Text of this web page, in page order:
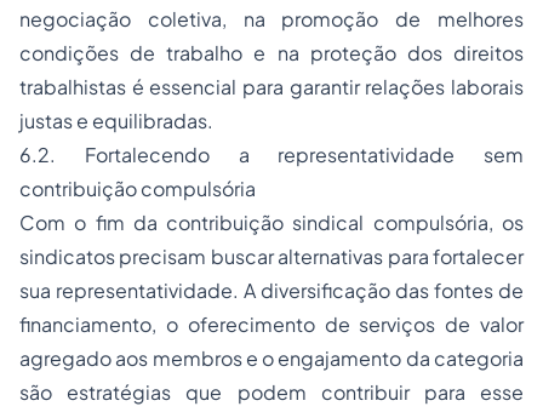
negociação coletiva, na promoção de melhores
condições de trabalho e na proteção dos direitos
trabalhistas é essencial para garantir relações laborais
justas e equilibradas.
6.2. Fortalecendo a representatividade sem
contribuição compulsória
Com o fim da contribuição sindical compulsória, os
sindicatos precisam buscar alternativas para fortalecer
sua representatividade. A diversificação das fontes de
financiamento, o oferecimento de serviços de valor
agregado aos membros e o engajamento da categoria
são estratégias que podem contribuir para esse